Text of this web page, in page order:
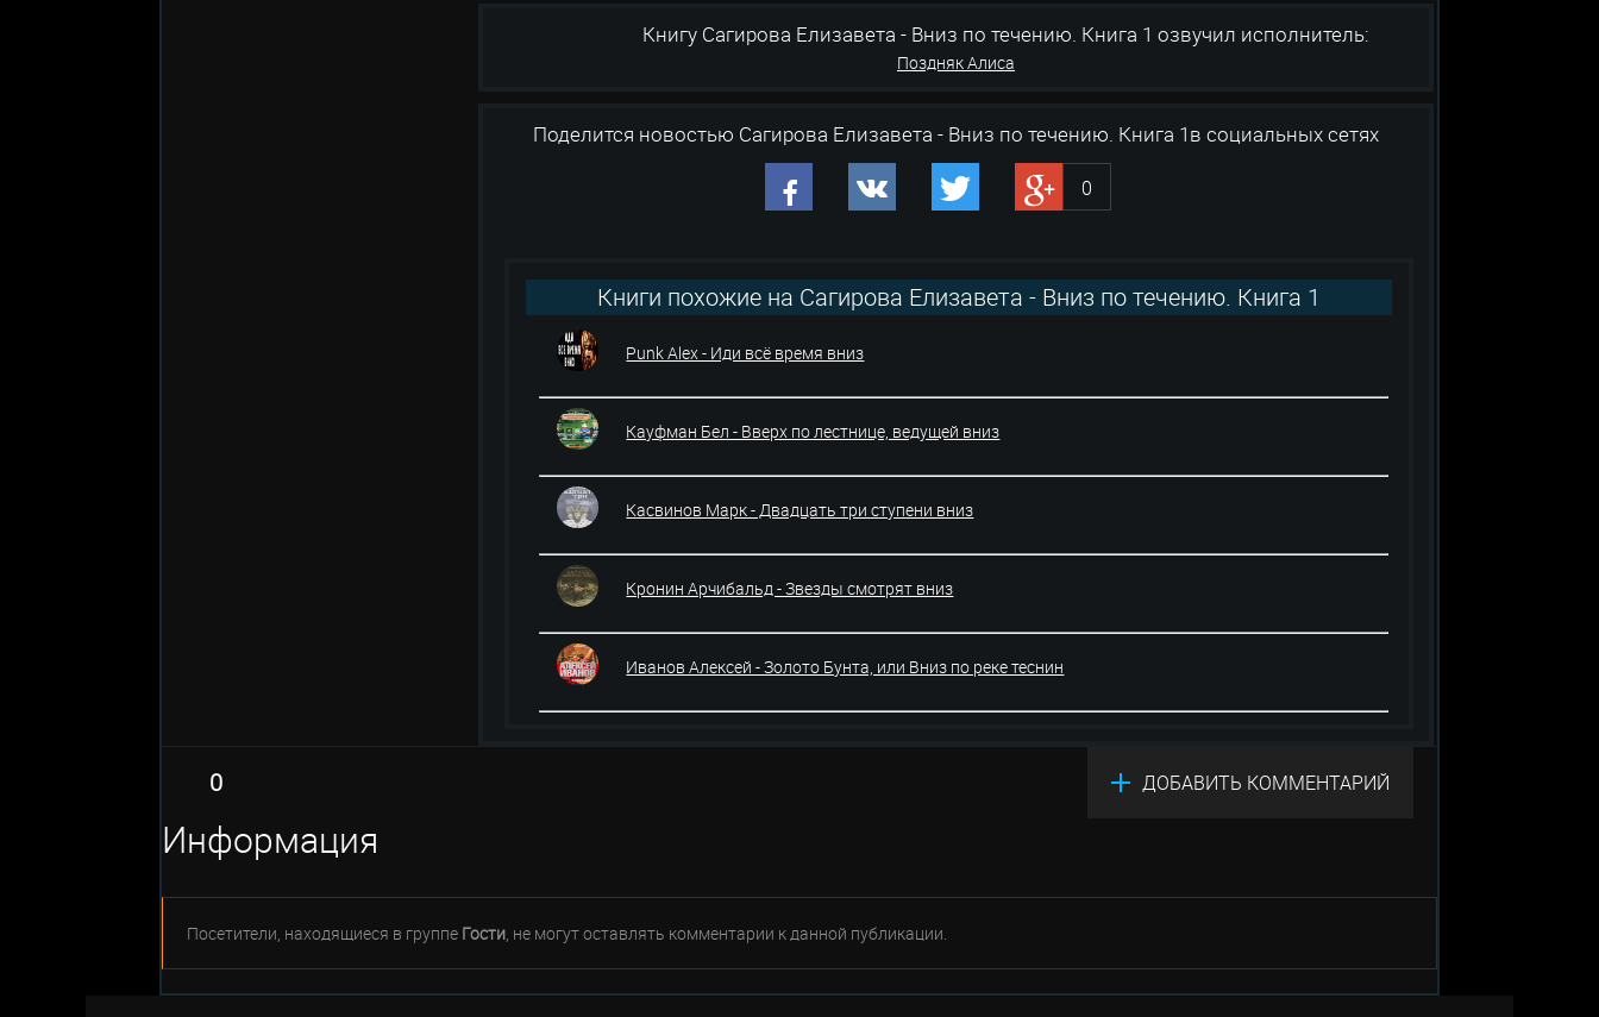
Книгу Сагирова Елизавета - Вниз по течению. Книга 1 озвучил исполнитель:
Поздняк Алиса
Поделится новостью Сагирова Елизавета - Вниз по течению. Книга 1в социальных сетях
0
Книги похожие на Сагирова Елизавета - Вниз по течению. Книга 1
Punk Alex - Иди всё время вниз
Кауфман Бел - Вверх по лестнице, ведущей вниз
Касвинов Марк - Двадцать три ступени вниз
Кронин Арчибальд - Звезды смотрят вниз
Иванов Алексей - Золото Бунта, или Вниз по реке теснин
0 ДОБАВИТЬ КОММЕНТАРИЙ
Информация
Посетители, находящиеся в группе Гости, не могут оставлять комментарии к данной публикации.